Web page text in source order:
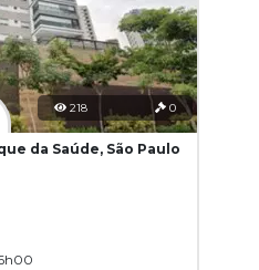
218 0
da Saúde, São Paulo